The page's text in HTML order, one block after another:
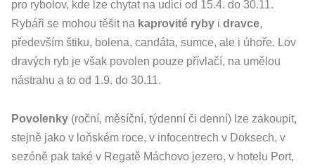
pro rybolov, kde lze chytat na udici od 15.4. do 30.11.
Rybáři se mohou těšit na kaprovité ryby i dravce,
především štiku, bolena, candáta, sumce, ale i úhoře. Lov
dravých ryb je však povolen pouze přívlačí, na umělou
nástrahu a to od 1.9. do 30.11.
Povolenky (roční, měsíční, týdenní či denní) lze zakoupit,
stejně jako v loňském roce, v infocentrech v Doksech, v
sezóně pak také v Regatě Máchovo jezero, v hotelu Port,